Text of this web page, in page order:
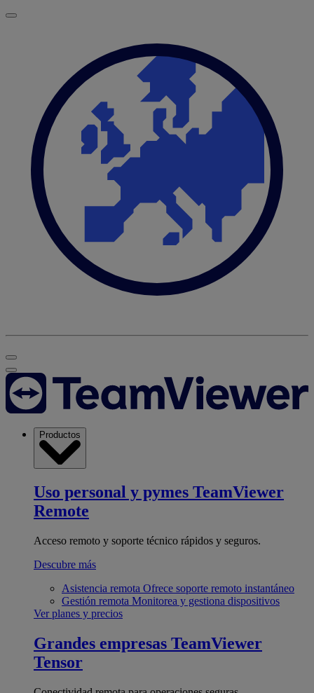
Productos
Uso personal y pymes TeamViewer
Remote
Acceso remoto y soporte técnico rápidos y seguros.
Descubre más
Asistencia remota Ofrece soporte remoto instantáneo
Gestión remota Monitorea y gestiona dispositivos
Ver planes y precios
Grandes empresas TeamViewer
Tensor